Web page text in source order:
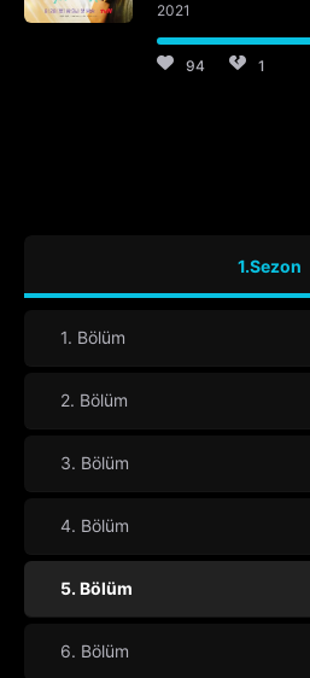
2021
94 1
1.Sezon
1. Bölüm
2. Bölüm
3. Bölüm
4. Bölüm
5. Bölüm
6. Bölüm